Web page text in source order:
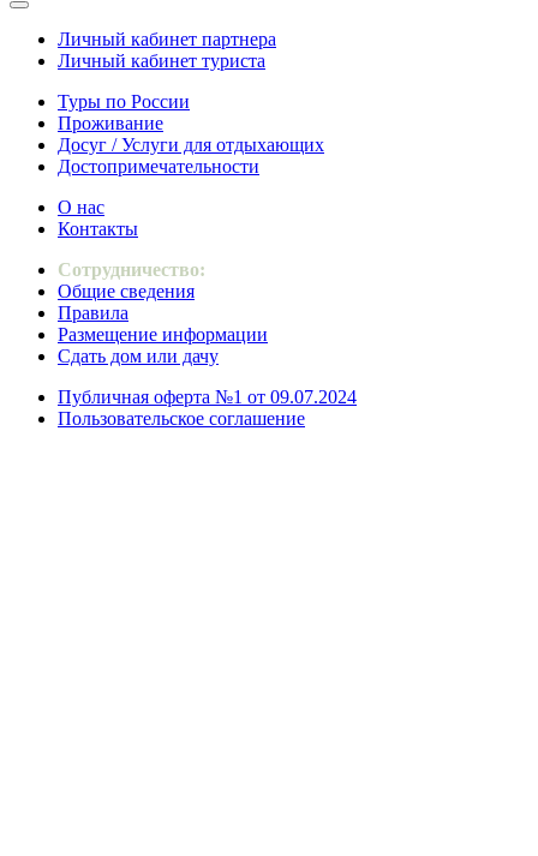
Личный кабинет партнера
Личный кабинет туриста
Туры по России
Проживание
Досуг / Услуги для отдыхающих
Достопримечательности
О нас
Контакты
Сотрудничество:
Общие сведения
Правила
Размещение информации
Сдать дом или дачу
Публичная оферта №1 от 09.07.2024
Пользовательское соглашение